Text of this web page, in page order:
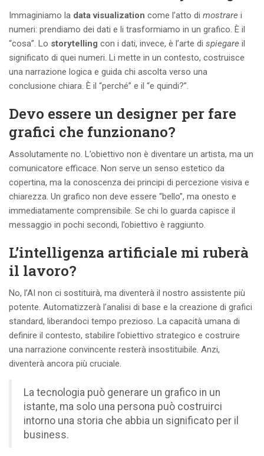
Immaginiamo la data visualization come l’atto di mostrare i
numeri: prendiamo dei dati e li trasformiamo in un grafico. È il
“cosa”. Lo storytelling con i dati, invece, è l’arte di spiegare il
significato di quei numeri. Li mette in un contesto, costruisce
una narrazione logica e guida chi ascolta verso una
conclusione chiara. È il “perché” e il “e quindi?”.
Devo essere un designer per fare
grafici che funzionano?
Assolutamente no. L’obiettivo non è diventare un artista, ma un
comunicatore efficace. Non serve un senso estetico da
copertina, ma la conoscenza dei principi di percezione visiva e
chiarezza. Un grafico non deve essere “bello”, ma onesto e
immediatamente comprensibile. Se chi lo guarda capisce il
messaggio in pochi secondi, l’obiettivo è raggiunto.
L’intelligenza artificiale mi ruberà
il lavoro?
No, l’AI non ci sostituirà, ma diventerà il nostro assistente più
potente. Automatizzerà l’analisi di base e la creazione di grafici
standard, liberandoci tempo prezioso. La capacità umana di
definire il contesto, stabilire l’obiettivo strategico e costruire
una narrazione convincente resterà insostituibile. Anzi,
diventerà ancora più cruciale.
La tecnologia può generare un grafico in un
istante, ma solo una persona può costruirci
intorno una storia che abbia un significato per il
business.